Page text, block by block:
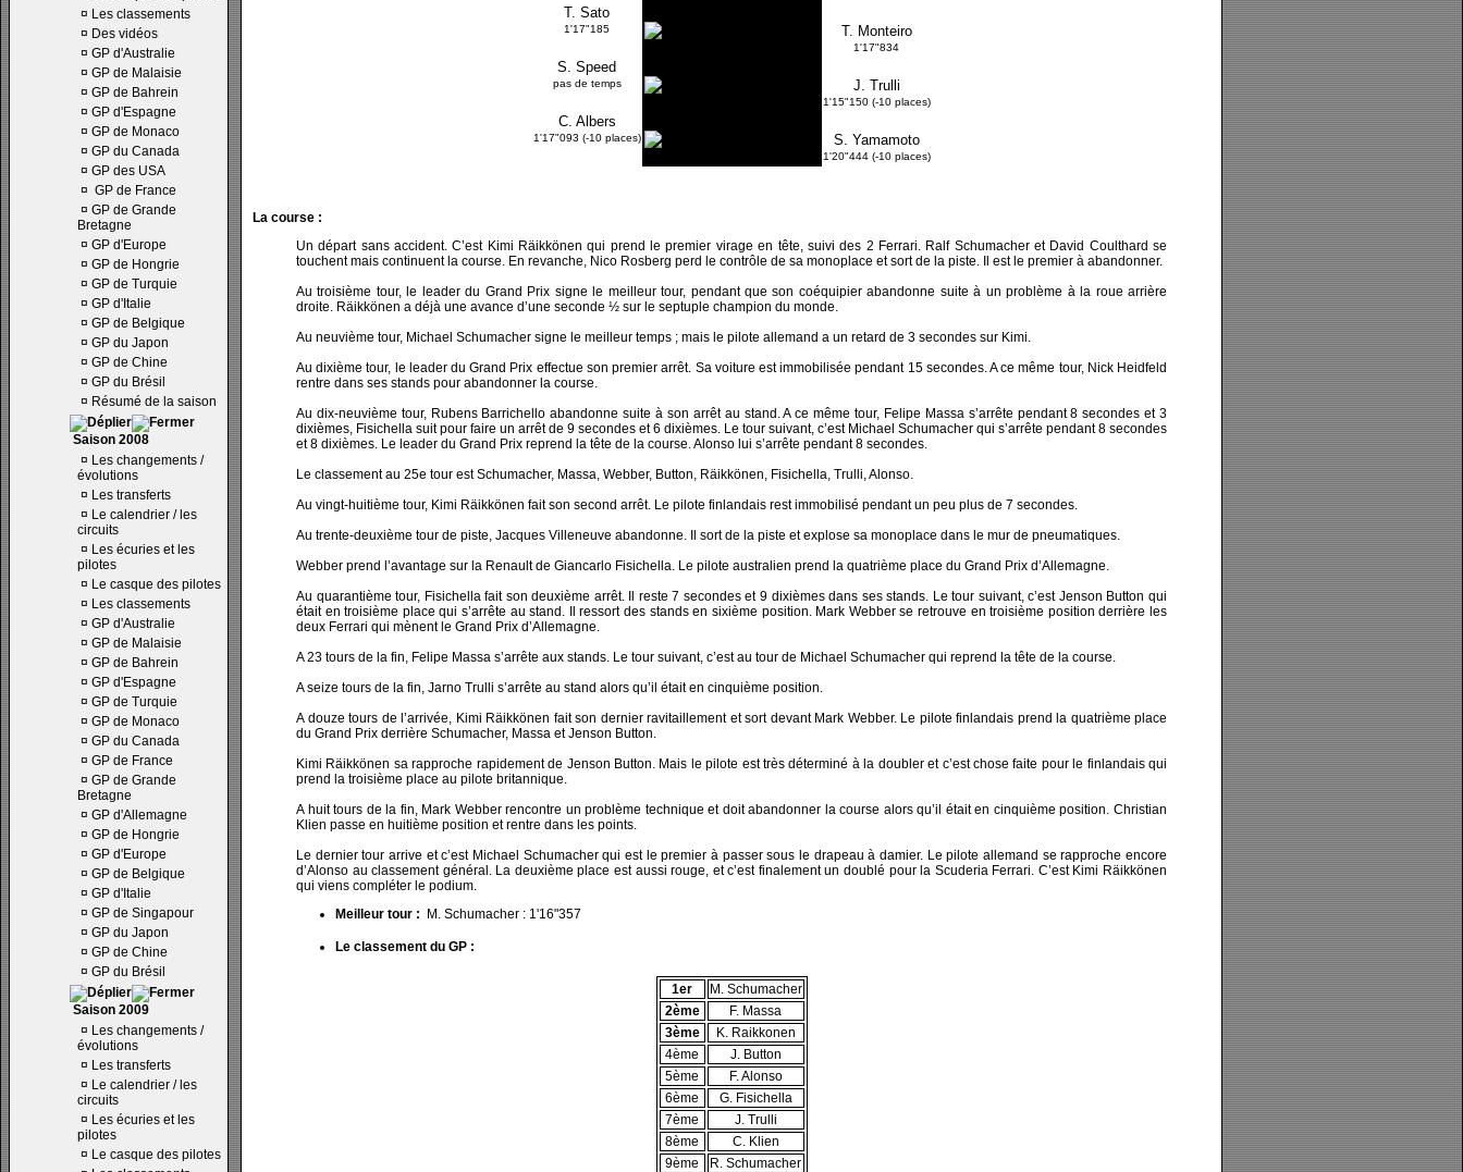
¤ Les classements
¤ Des vidéos
¤ GP d'Australie
¤ GP de Malaisie
¤ GP de Bahrein
¤ GP d'Espagne
¤ GP de Monaco
¤ GP du Canada
¤ GP des USA
¤ GP de France
¤ GP de Grande
Bretagne
¤ GP d'Europe
¤ GP de Hongrie
¤ GP de Turquie
¤ GP d'Italie
¤ GP de Belgique
¤ GP du Japon
¤ GP de Chine
¤ GP du Brésil
¤ Résumé de la saison
Saison 2008
¤ Les changements /
évolutions
¤ Les transferts
¤ Le calendrier / les
circuits
¤ Les écuries et les
pilotes
¤ Le casque des pilotes
¤ Les classements
¤ GP d'Australie
¤ GP de Malaisie
¤ GP de Bahrein
¤ GP d'Espagne
¤ GP de Turquie
¤ GP de Monaco
¤ GP du Canada
¤ GP de France
¤ GP de Grande
Bretagne
¤ GP d'Allemagne
¤ GP de Hongrie
¤ GP d'Europe
¤ GP de Belgique
¤ GP d'Italie
¤ GP de Singapour
¤ GP du Japon
¤ GP de Chine
¤ GP du Brésil
Saison 2009
¤ Les changements /
évolutions
¤ Les transferts
¤ Le calendrier / les
circuits
¤ Les écuries et les
pilotes
¤ Le casque des pilotes
T. Sato
1'17"185 T. Monteiro
1'17"834
S. Speed
pas de temps J. Trulli
1'15"150 (-10 places)
C. Albers
1'17"093 (-10 places) S. Yamamoto
1'20"444 (-10 places)
La course :
Un départ sans accident. C’est Kimi Räikkönen qui prend le premier virage en tête, suivi des 2 Ferrari. Ralf Schumacher et David Coulthard se
touchent mais continuent la course. En revanche, Nico Rosberg perd le contrôle de sa monoplace et sort de la piste. Il est le premier à abandonner.
Au troisième tour, le leader du Grand Prix signe le meilleur tour, pendant que son coéquipier abandonne suite à un problème à la roue arrière
droite. Räikkönen a déjà une avance d’une seconde ½ sur le septuple champion du monde.
Au neuvième tour, Michael Schumacher signe le meilleur temps ; mais le pilote allemand a un retard de 3 secondes sur Kimi.
Au dixième tour, le leader du Grand Prix effectue son premier arrêt. Sa voiture est immobilisée pendant 15 secondes. A ce même tour, Nick Heidfeld
rentre dans ses stands pour abandonner la course.
Au dix-neuvième tour, Rubens Barrichello abandonne suite à son arrêt au stand. A ce même tour, Felipe Massa s’arrête pendant 8 secondes et 3
dixièmes, Fisichella suit pour faire un arrêt de 9 secondes et 6 dixièmes. Le tour suivant, c’est Michael Schumacher qui s’arrête pendant 8 secondes
et 8 dixièmes. Le leader du Grand Prix reprend la tête de la course. Alonso lui s’arrête pendant 8 secondes.
Le classement au 25e tour est Schumacher, Massa, Webber, Button, Räikkönen, Fisichella, Trulli, Alonso.
Au vingt-huitième tour, Kimi Räikkönen fait son second arrêt. Le pilote finlandais rest immobilisé pendant un peu plus de 7 secondes.
Au trente-deuxième tour de piste, Jacques Villeneuve abandonne. Il sort de la piste et explose sa monoplace dans le mur de pneumatiques.
Webber prend l’avantage sur la Renault de Giancarlo Fisichella. Le pilote australien prend la quatrième place du Grand Prix d’Allemagne.
Au quarantième tour, Fisichella fait son deuxième arrêt. Il reste 7 secondes et 9 dixièmes dans ses stands. Le tour suivant, c’est Jenson Button qui
était en troisième place qui s’arrête au stand. Il ressort des stands en sixième position. Mark Webber se retrouve en troisième position derrière les
deux Ferrari qui mènent le Grand Prix d’Allemagne.
A 23 tours de la fin, Felipe Massa s’arrête aux stands. Le tour suivant, c’est au tour de Michael Schumacher qui reprend la tête de la course.
A seize tours de la fin, Jarno Trulli s’arrête au stand alors qu’il était en cinquième position.
A douze tours de l’arrivée, Kimi Räikkönen fait son dernier ravitaillement et sort devant Mark Webber. Le pilote finlandais prend la quatrième place
du Grand Prix derrière Schumacher, Massa et Jenson Button.
Kimi Räikkönen sa rapproche rapidement de Jenson Button. Mais le pilote est très déterminé à la doubler et c’est chose faite pour le finlandais qui
prend la troisième place au pilote britannique.
A huit tours de la fin, Mark Webber rencontre un problème technique et doit abandonner la course alors qu’il était en cinquième position. Christian
Klien passe en huitième position et rentre dans les points.
Le dernier tour arrive et c’est Michael Schumacher qui est le premier à passer sous le drapeau à damier. Le pilote allemand se rapproche encore
d’Alonso au classement général. La deuxième place est aussi rouge, et c’est finalement un doublé pour la Scuderia Ferrari. C’est Kimi Räikkönen
qui viens compléter le podium.
Meilleur tour : M. Schumacher : 1'16"357
Le classement du GP :
1er
M. Schumacher
2ème
F. Massa
3ème
K. Raikkonen
4ème
J. Button
5ème
F. Alonso
6ème
G. Fisichella
7ème
J. Trulli
8ème
C. Klien
9ème
R. Schumacher